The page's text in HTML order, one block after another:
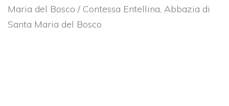
Maria del Bosco / Contessa Entellina, Abbazia di
Santa Maria del Bosco